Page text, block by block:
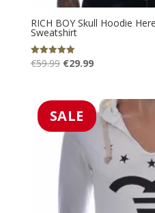
RICH BOY Skull Hoodie
Sweatshirt
Gewaardeerd
5.00
€59.99 Oorspronkelijke
€59.99.
€29.99Huidige
€29.99.
SALE